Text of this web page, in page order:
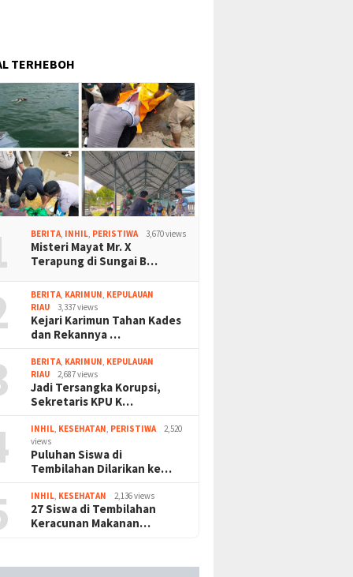
TERHEBOH
BERITA INHIL PERISTIWA 3,670 views
Misteri Mayat Mr. X
Terapung di Sungai B…
BERITA KARIMUN KEPULAUAN
RIAU
3,337 views
Kejari Karimun Tahan Kades
dan Rekannya …
BERITA KARIMUN KEPULAUAN
RIAU
2,687 views
Jadi Tersangka Korupsi,
Sekretaris KPU K…
INHIL KESEHATAN PERISTIWA
2,520
views
Puluhan Siswa di
Tembilahan Dilarikan ke…
INHIL KESEHATAN 2,136 views
27 Siswa di Tembilahan
Keracunan Makanan…